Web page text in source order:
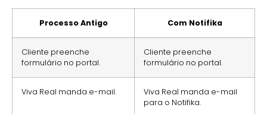
Processo Antigo Com Notifika
Cliente preenche
formulário no portal.
Cliente preenche
formulário no portal.
Viva Real manda e-mail.
Viva Real manda e-mail
para o Notifika.